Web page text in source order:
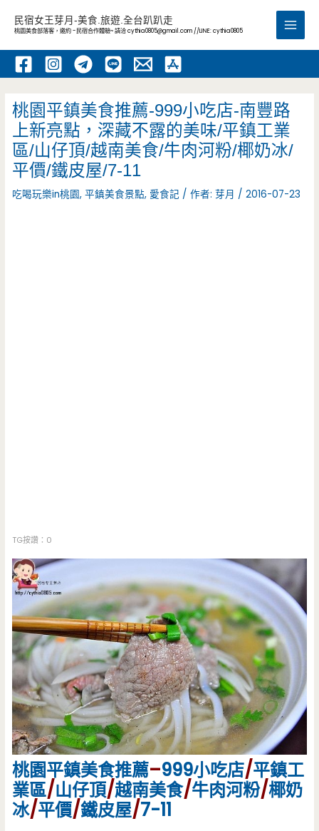
內
民宿女王芽月-美食.旅遊.全台趴趴走
桃園美食部落客，邀約 -民宿合作體驗~ 請洽cythia0805@gmail.com //LINE: cythia0805
Main
桃園平鎮美食推薦-999小吃店-南豐路
上新亮點，深藏不露的美味/平鎮工業
區/山仔頂/越南美食/牛肉河粉/椰奶冰/
平價/鐵皮屋/7-11
吃喝玩樂in桃園,平鎮美食景點, 愛食記 / 作者:芽月 /2016-07-23
TG按讚：0
桃園平鎮美食推薦–999小吃店/平鎮工
業區/山仔頂/越南美食/牛肉河粉/椰奶
冰/平價/鐵皮屋/7-11